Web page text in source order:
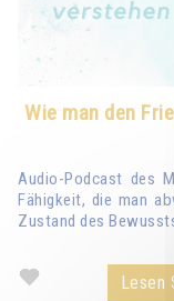
Wie man den
Audio-Podcast des
Fähigkeit, die man
Zustand des
Lesen